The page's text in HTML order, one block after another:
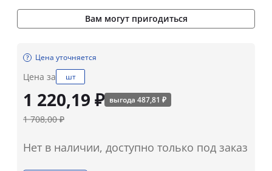
Вам могут пригодиться
Цена уточняется
Цена за шт
1 220,19 ₽ выгода 487,81 ₽
1 708,00 ₽
Нет в наличии, доступно только под заказ